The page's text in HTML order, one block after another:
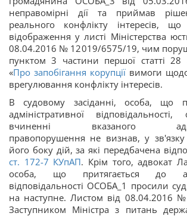
неправомірні дії та приймав
реального конфлікту інтересів,
відображення у листі Міністерства
08.04.2016 № 12019/6575/19, чим
пунктом 3 частини першої статті 28
«Про запобігання корупції вимоги
врегулювання конфлікту інтересів.
В судовому засіданні, особа, що
адміністративної
вчиненні вказаного
правопорушення не визнав, у зв'язку
його боку дій, за які передбачена
ст. 172-7 КУпАП. Крім того, адвокат
особа, що притягається до
відповідальності ОСОБА_1 просили
на наступне. Листом від 08.04.2016
Заступником Міністра з питань